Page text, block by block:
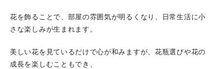
花を飾ることで、部屋の雰囲気が明るくなり、日常生活に小
さな楽しみが生まれます。
美しい花を見ているだけで心が和みますが、花瓶選びや花の
成長を楽しむこともでき、